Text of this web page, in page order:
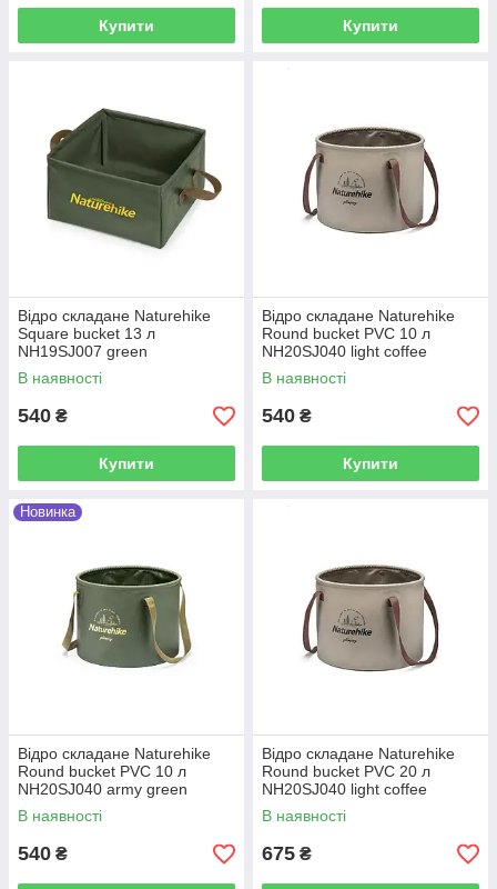
Купити Купити
Відро складане Naturehike
Square bucket 13 л
NH19SJ007 green
В наявності
540 ₴
Купити
Відро складане Naturehike
Round bucket PVC 10 л
NH20SJ040 light coffee
В наявності
540 ₴
Купити
Новинка
Відро складане Naturehike
Round bucket PVC 10 л
NH20SJ040 army green
В наявності
540 ₴
Відро складане Naturehike
Round bucket PVC 20 л
NH20SJ040 light coffee
В наявності
675 ₴